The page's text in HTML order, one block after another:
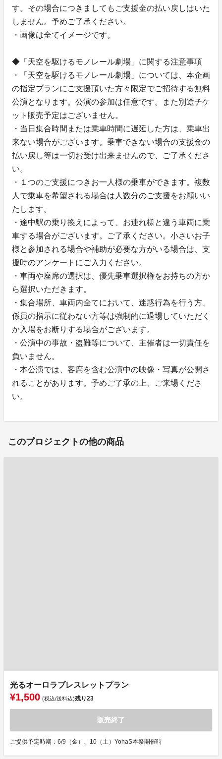
す。その場合につきましてもご支援金の払い戻しはいた
しません。予めご了承ください。
・画像は全てイメージです。
◆「天空を駆けるモノレール劇場」に関する注意事項
・「天空を駆けるモノレール劇場」については、本企画
の指定プランにご支援頂いた方々限定でご招待する無料
公演となります。公演の参加は任意です。また別途チケ
ット販売予定はございません。
・当日集合時間または乗車時間に遅延した方は、乗車出
来ない場合がございます。乗車できない場合の支援金の
払い戻し等は一切お受け出来ませんので、ご了承くださ
い。
・１つのご支援につきお一人様の乗車ができます。複数
人で乗車を希望される場合は人数分のご支援をお願いい
たします。
・途中駅の乗り換えによって、お連れ様と違う車両に乗
車する場合がございます。ご了承ください。小さいお子
様と参加される場合や補助が必要な方がいる場合は、支
援時のアンケートにご入力ください。
・車両や座席の選択は、優先乗車選択権をお持ちの方か
ら選択いただきます。
・集合場所、車両内全てにおいて、迷惑行為を行う方、
係員の指示に従わない方等は強制的に退場していただく
か入場をお断りする場合がございます。
・公演中の事故・盗難等について、主催者は一切責任を
負いません。
・本公演では、客席を含む公演中の映像・写真が公開さ
れることがあります。予めご了承の上、ご来場くださ
い。
このプロジェクトの他の商品
光るオーロラブレスレットプラン
¥1,500 (税込/送料込)残り23
販売終了
ご提供予定時期：6/9（金）、10（土）YohaS本祭開催時